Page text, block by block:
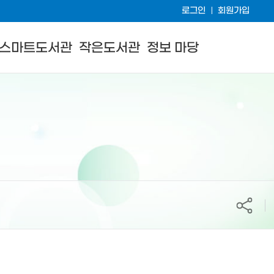
로그인 회원가입
스마트도서관 작은도서관 정보 마당
공유